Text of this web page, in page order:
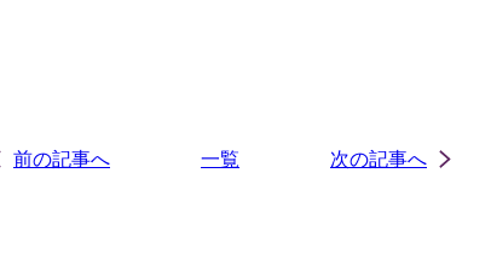
前の記事へ 一覧 次の記事へ